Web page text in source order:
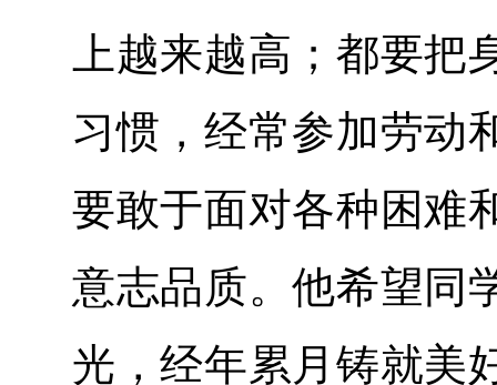
上越来越高；都要
习惯，经常参加劳动
要敢于面对各种困难
意志品质。他希望同
光，经年累月铸就美